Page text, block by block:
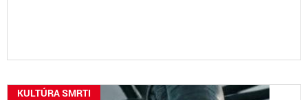
KULTÚRA SMRTI